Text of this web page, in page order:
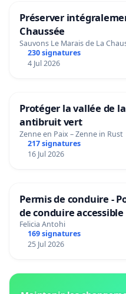
Préserver
Chaussée
Sauvons Le Marais de La
230 signatures
4 Jul 2026
Protéger la vallée de
antibruit vert
Zenne en Paix – Zenne in Rust
217 signatures
16 Jul 2026
Permis de conduire -
de conduire
Bruxelles
Felicia Antohi
169 signatures
25 Jul 2026